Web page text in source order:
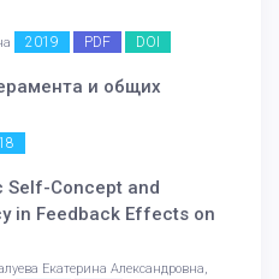
2019 PDF DOI
и общих
Self-Concept and
in Feedback Effects on
Екатерина Александровна,